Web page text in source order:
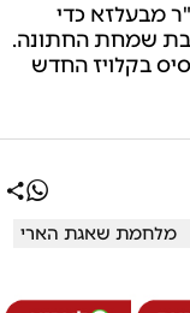
מבעלזא כדי
שמחת החתונה.
בקלויז החדש
מלחמת שאגת הארי